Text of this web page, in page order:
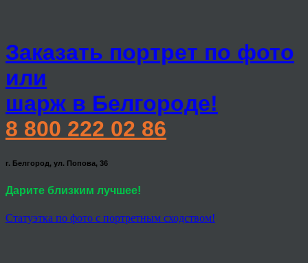
Заказать портрет по фото
или
шарж в Белгороде!
8 800 222 02 86
г. Белгород, ул. Попова, 36
Дарите близким лучшее!
Статуэтка по фото с портретным сходством!